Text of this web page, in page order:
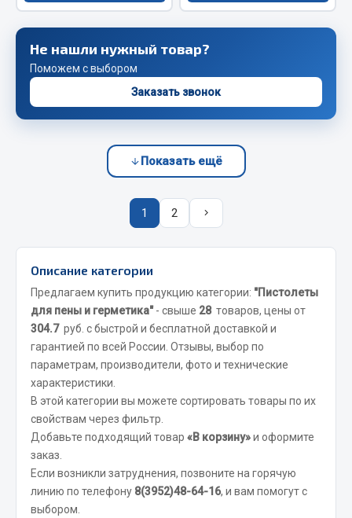
Показать ещё
Весь раздел
Запчасти FAW
Система охлаждения
Весь раздел
Фильтры
JSB
Mann-filter
Vic
Автоторг
Дифа
Не нашли нужный товар?
Поможем с выбором
Заказать звонок
Показать ещё
1 2
Описание категории
Предлагаем купить продукцию категории: "Пистолеты
для пены и герметика"- свыше 28 товаров, цены от
304.7 руб. с быстрой и бесплатной доставкой и
гарантией по всей России. Отзывы, выбор по
параметрам, производители, фото и технические
характеристики.
В этой категории вы можете сортировать товары по их
свойствам через фильтр.
Добавьте подходящий товар «В корзину»и оформите
заказ.
Если возникли затруднения, позвоните на горячую
линию по телефону 8(3952)48-64-16, и вам помогут с
выбором.